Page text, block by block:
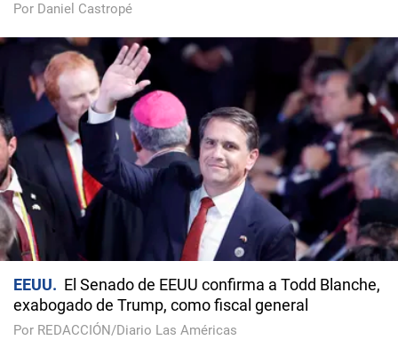
Por Daniel Castropé
EEUU
El Senado de EEUU confirma a Todd Blanche,
exabogado de Trump, como fiscal general
Por REDACCIÓN/Diario Las Américas